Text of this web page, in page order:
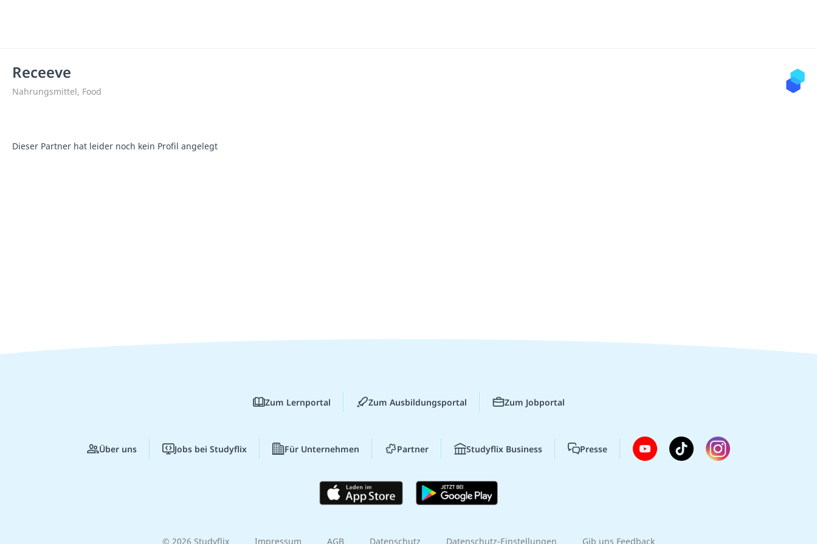
Receeve
Nahrungsmittel, Food
Dieser Partner hat leider noch kein Profil angelegt
Zum Lernportal Zum Ausbildungsportal Zum Jobportal
Über uns Jobs bei Studyflix Für Unternehmen Partner Studyflix Business Presse
© 2026 Studyflix Impressum AGB Datenschutz Datenschutz-Einstellungen Gib uns Feedback